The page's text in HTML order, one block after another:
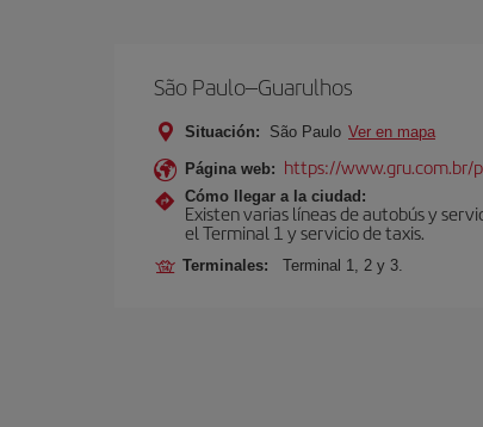
São Paulo–Guarulhos
Situación: São Paulo Ver en mapa
Página web: https://www.gru.com.br/
Cómo llegar a la ciudad:
Existen varias líneas de autobús y
el Terminal 1 y servicio de taxis.
Terminales: Terminal 1, 2 y 3.